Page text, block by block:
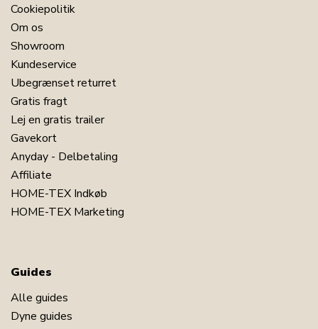
Cookiepolitik
Om os
Showroom
Kundeservice
Ubegrænset returret
Gratis fragt
Lej en gratis trailer
Gavekort
Anyday - Delbetaling
Affiliate
HOME-TEX Indkøb
HOME-TEX Marketing
Guides
Alle guides
Dyne guides